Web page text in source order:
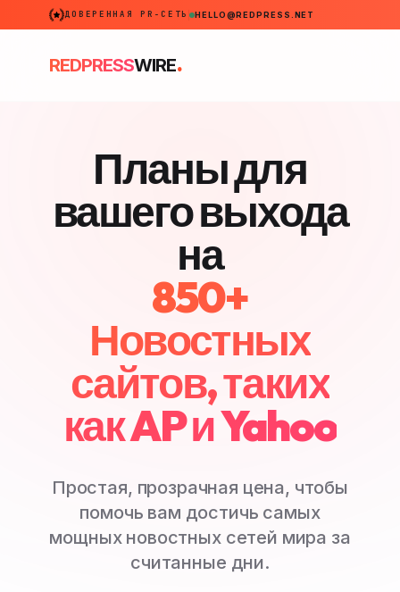
ДОВЕРЕННАЯ PR-СЕТЬ HELLO@REDPRESS.NET
REDPRESSWIRE.
Планы для
вашего выхода
на
850+
Новостных
сайтов, таких
как AP и Yahoo
Простая, прозрачная цена, чтобы
помочь вам достичь самых
мощных новостных сетей мира за
считанные дни.